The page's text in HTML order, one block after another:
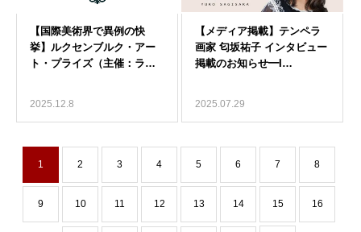
2025.12.8 2025.07.29
1 2 3 4 5 6 7 8
9 10 11 12 13 14 15 16